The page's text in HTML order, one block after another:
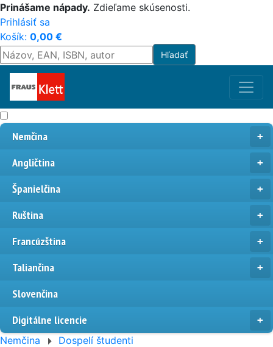
Prinášame nápady. Zdieľame skúsenosti.
Prihlásiť sa
Košík: 0,00 €
Nemčina
Angličtina
Španielčina
Ruština
Francúzština
Taliančina
Slovenčina
Digitálne licencie
Nemčina Dospelí študenti